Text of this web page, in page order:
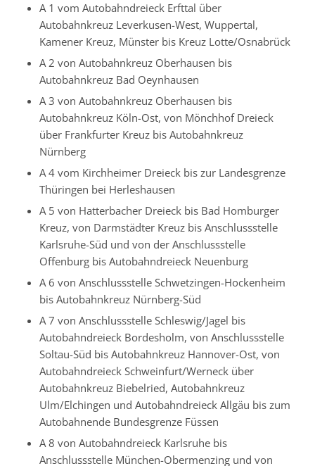
A 1 vom Autobahndreieck Erfttal über
Autobahnkreuz Leverkusen-West, Wuppertal,
Kamener Kreuz, Münster bis Kreuz Lotte/Osnabrück
A 2 von Autobahnkreuz Oberhausen bis
Autobahnkreuz Bad Oeynhausen
A 3 von Autobahnkreuz Oberhausen bis
Autobahnkreuz Köln-Ost, von Mönchhof Dreieck
über Frankfurter Kreuz bis Autobahnkreuz
Nürnberg
A 4 vom Kirchheimer Dreieck bis zur Landesgrenze
Thüringen bei Herleshausen
A 5 von Hatterbacher Dreieck bis Bad Homburger
Kreuz, von Darmstädter Kreuz bis Anschlussstelle
Karlsruhe-Süd und von der Anschlussstelle
Offenburg bis Autobahndreieck Neuenburg
A 6 von Anschlussstelle Schwetzingen-Hockenheim
bis Autobahnkreuz Nürnberg-Süd
A 7 von Anschlussstelle Schleswig/Jagel bis
Autobahndreieck Bordesholm, von Anschlussstelle
Soltau-Süd bis Autobahnkreuz Hannover-Ost, von
Autobahndreieck Schweinfurt/Werneck über
Autobahnkreuz Biebelried, Autobahnkreuz
Ulm/Elchingen und Autobahndreieck Allgäu bis zum
Autobahnende Bundesgrenze Füssen
A 8 von Autobahndreieck Karlsruhe bis
Anschlussstelle München-Obermenzing und von